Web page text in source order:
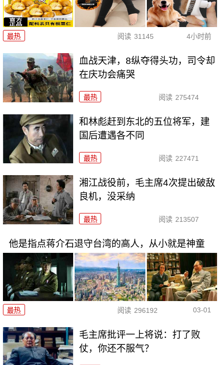
最热 阅读 31145 4小时前
血战天津，8纵夺得头功，司令却
在庆功会痛哭
最热 阅读 275474
和林彪赶到东北的五位将军，建
国后遭遇各不同
最热 阅读 227471
湘江战役前，毛主席4次提出破敌
良机，没采纳
最热 阅读 213507
他是指点蒋介石退守台湾的高人，从小就是神童
最热 阅读 296192 03-01
毛主席批评一上将说：打了败
仗，你还不服气？